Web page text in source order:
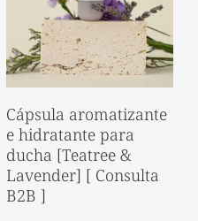
Cápsula aromatizante
e hidratante para
ducha [Teatree &
Lavender] [ Consulta
B2B ]